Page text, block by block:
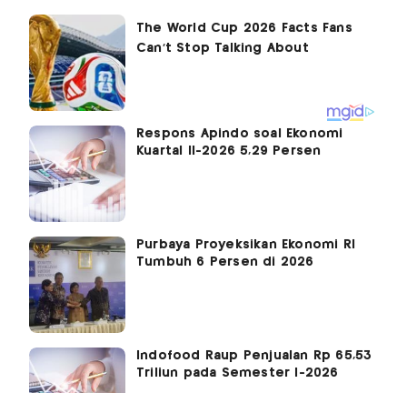
Respons Apindo soal Ekonomi
Kuartal II-2026 5,29 Persen
Purbaya Proyeksikan Ekonomi RI
Tumbuh 6 Persen di 2026
Indofood Raup Penjualan Rp 65,53
Triliun pada Semester I-2026